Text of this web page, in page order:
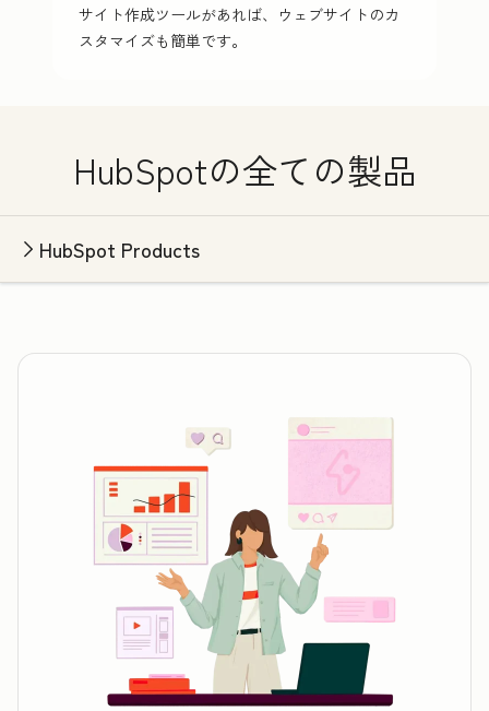
サイト作成ツールがあれば、ウェブサイトのカ
スタマイズも簡単です。
HubSpotの全ての製品
HubSpot Products